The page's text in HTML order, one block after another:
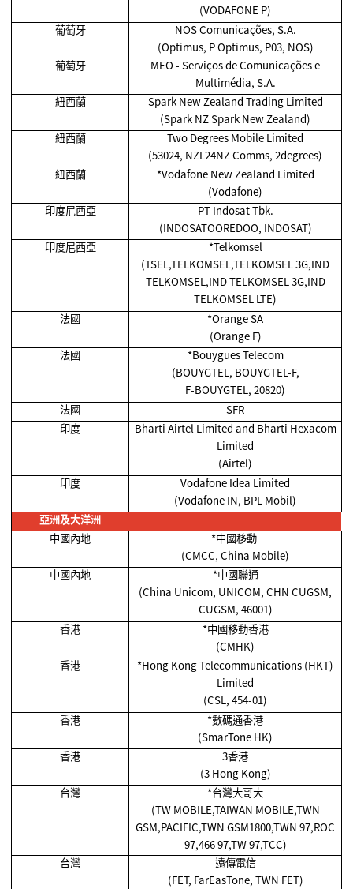
(VODAFONE P)
葡萄牙
NOS Comunicações, S.A.
(Optimus, P Optimus, P03, NOS)
葡萄牙
MEO - Serviços de Comunicações e
Multimédia, S.A.
紐西蘭
Spark New Zealand Trading Limited
(Spark NZ Spark New Zealand)
紐西蘭
Two Degrees Mobile Limited
(53024, NZL24NZ Comms, 2degrees)
紐西蘭
*Vodafone New Zealand Limited
(Vodafone)
印度尼西亞
PT Indosat Tbk.
(INDOSATOOREDOO, INDOSAT)
印度尼西亞
*Telkomsel
(TSEL,TELKOMSEL,TELKOMSEL 3G,IND
TELKOMSEL,IND TELKOMSEL 3G,IND
TELKOMSEL LTE)
法國
*Orange SA
(Orange F)
法國
*Bouygues Telecom
(BOUYGTEL, BOUYGTEL-F,
F-BOUYGTEL, 20820)
法國
SFR
印度
Bharti Airtel Limited and Bharti Hexacom
Limited
(Airtel)
印度
Vodafone Idea Limited
(Vodafone IN, BPL Mobil)
亞洲及大洋洲
中國內地
*中國移動
(CMCC, China Mobile)
中國內地
*中國聯通
(China Unicom, UNICOM, CHN CUGSM,
CUGSM, 46001)
香港
*中國移動香港
(CMHK)
香港
*Hong Kong Telecommunications (HKT)
Limited
(CSL, 454-01)
香港
*數碼通香港
(SmarTone HK)
香港
3香港
(3 Hong Kong)
台灣
*台灣大哥大
(TW MOBILE,TAIWAN MOBILE,TWN
GSM,PACIFIC,TWN GSM1800,TWN 97,ROC
97,466 97,TW 97,TCC)
台灣
遠傳電信
(FET, FarEasTone, TWN FET)